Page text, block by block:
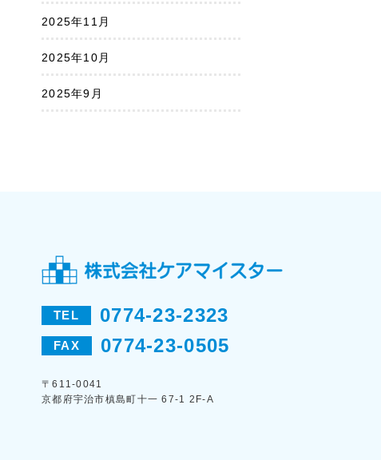
2025年11月
2025年10月
2025年9月
TEL 0774-23-2323
FAX 0774-23-0505
〒611-0041
京都府宇治市槙島町十一 67-1 2F-A